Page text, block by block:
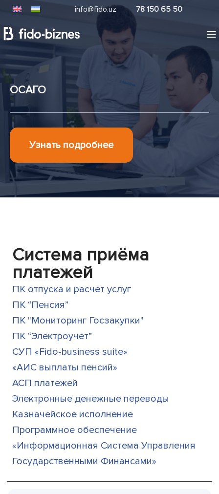
info@fido.uz 78 150 65 50
ОСАГО
Узнать подробнее
Система приёма
платежей
ПК отпуска и расчет услуг
ПК “Пенсия”
ПК "Мониторинг Госзакупки"
ПК “Электроучет”
СУП «Fido-business suite»
«АИС выплаты пенсий»
АСП платежей
Электронные денежные переводы
Казначейское исполнение
Программное обеспечение
«Информационная Система Управления
Государственными Финансами»